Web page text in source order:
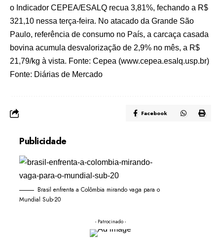
o Indicador CEPEA/ESALQ recua 3,81%, fechando a R$
321,10 nessa terça-feira. No atacado da Grande São
Paulo, referência de consumo no País, a carcaça casada
bovina acumula desvalorização de 2,9% no mês, a R$
21,79/kg à vista. Fonte: Cepea (www.cepea.esalq.usp.br)
Fonte: Diárias de Mercado
Facebook
Publicidade
Brasil enfrenta a Colômbia mirando vaga para o
Mundial Sub-20
- Patrocinado -